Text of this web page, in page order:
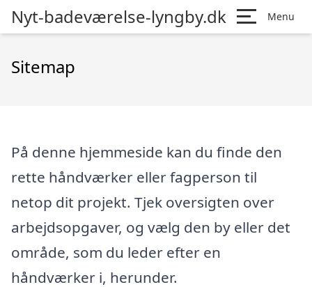
Nyt-badeværelse-lyngby.dk Menu
Sitemap
På denne hjemmeside kan du finde den
rette håndværker eller fagperson til
netop dit projekt. Tjek oversigten over
arbejdsopgaver, og vælg den by eller det
område, som du leder efter en
håndværker i, herunder.